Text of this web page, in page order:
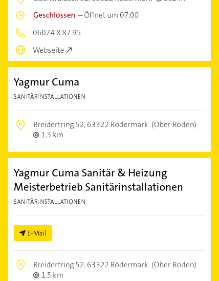
Geschlossen –Öffnet um 07:00
06074 8 87 95
Webseite
Yagmur Cuma
SANITÄRINSTALLATIONEN
Breidertring 52,63322 Rödermark (Ober-Roden)
1,5 km
Yagmur Cuma Sanitär & Heizung
Meisterbetrieb Sanitärinstallationen
SANITÄRINSTALLATIONEN
E-Mail
Breidertring 52,63322 Rödermark (Ober-Roden)
1,5 km